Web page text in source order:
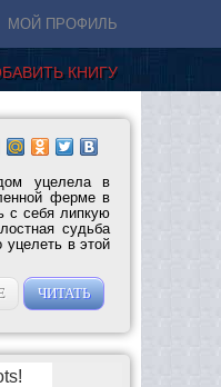
МОЙ ПРОФИЛЬ
КНИГУ
уцелела в
ферме в
с себя липкую
судьба
уцелеть в этой
ЧИТАТЬ